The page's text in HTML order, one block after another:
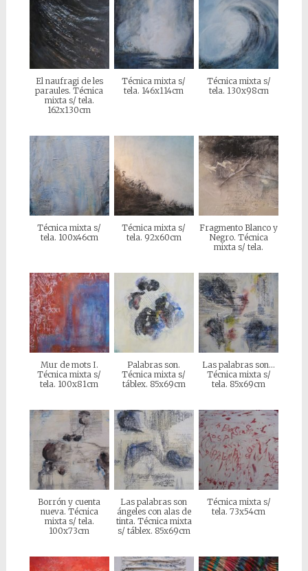
El naufragi de les
paraules. Técnica
mixta s/ tela.
162x130cm
Técnica mixta s/
tela. 146x114cm
Técnica mixta s/
tela. 130x98cm
Técnica mixta s/
tela. 100x46cm
Técnica mixta s/
tela. 92x60cm
Fragmento Blanco y
Negro. Técnica
mixta s/ tela.
Mur de mots I.
Técnica mixta s/
tela. 100x81cm
Palabras son.
Técnica mixta s/
táblex. 85x69cm
Las palabras son…
Técnica mixta s/
tela. 85x69cm
Borrón y cuenta
nueva. Técnica
mixta s/ tela.
100x73cm
Las palabras son
ángeles con alas de
tinta. Técnica mixta
s/ táblex. 85x69cm
Técnica mixta s/
tela. 73x54cm